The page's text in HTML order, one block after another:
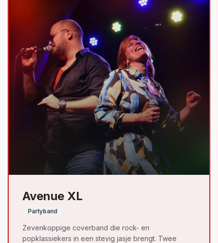
Avenue XL
Partyband
Zevenkoppige coverband die rock- en
popklassiekers in een stevig jasje brengt. Twee